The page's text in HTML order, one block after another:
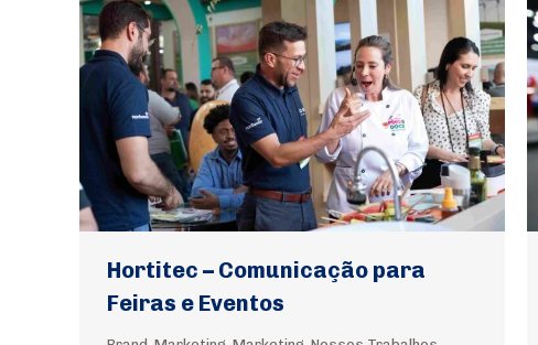
Hortitec – Comunicação para
Feiras e Eventos